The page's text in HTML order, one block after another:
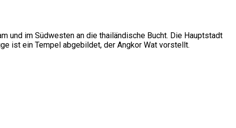
und im Südwesten an die thailändische Bucht. Die Hauptstadt
ist ein Tempel abgebildet, der Angkor Wat vorstellt.